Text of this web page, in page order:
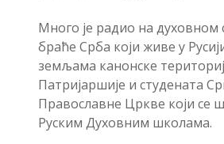
Много је радио на
браће Срба који живе у
земљама канонске
Патријаршије и студената
Православне Цркве који се
Руским Духовним школама.